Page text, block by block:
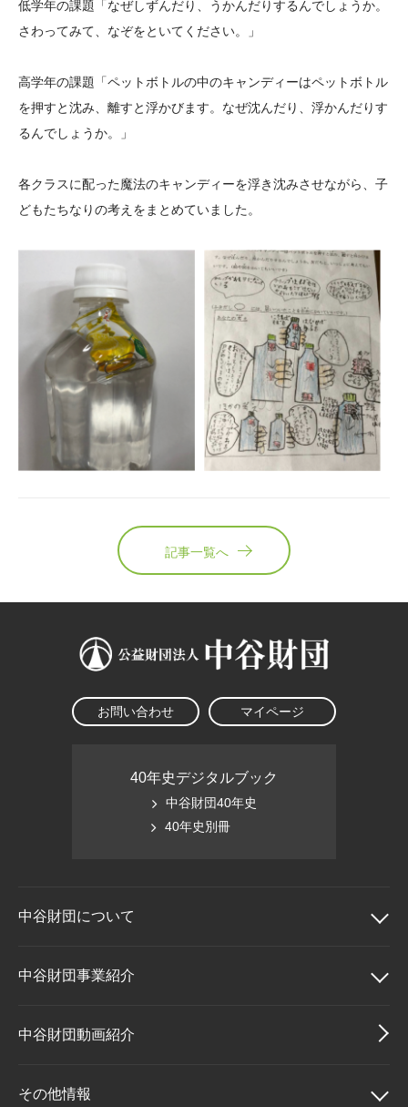
次世代理系人材育成プ
ログラム助成
低学年の課題「なぜしずんだり、うかんだりするんでしょうか。
さわってみて、なぞをといてください。」
高学年の課題「ペットボトルの中のキャンディーはペットボトル
を押すと沈み、離すと浮かびます。なぜ沈んだり、浮かんだりす
るんでしょうか。」
各クラスに配った魔法のキャンディーを浮き沈みさせながら、子
どもたちなりの考えをまとめていました。
記事一覧へ
お問い合わせ マイページ
40年史デジタルブック
中谷財団40年史
40年史別冊
中谷財団について
中谷財団について
理事長挨拶
設立趣意書
中谷財団事業紹介
中谷財団事業紹介
中谷賞
中谷財団動画紹介
その他情報